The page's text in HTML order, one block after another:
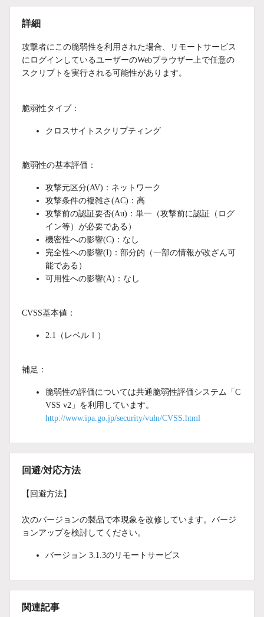
詳細
攻撃者にこの脆弱性を利用された場合、リモートサービス
にログインしているユーザーのWebブラウザー上で任意の
スクリプトを実行される可能性があります。
脆弱性タイプ：
クロスサイトスクリプティング
脆弱性の基本評価：
攻撃元区分(AV)：ネットワーク
攻撃条件の複雑さ(AC)：高
攻撃前の認証要否(Au)：単一（攻撃前に認証（ログ
イン等）が必要である）
機密性への影響(C)：なし
完全性への影響(I)：部分的（一部の情報が改ざん可
能である）
可用性への影響(A)：なし
CVSS基本値：
2.1 （レベルⅠ）
補足：
脆弱性の評価については共通脆弱性評価システム「C
VSS v2」を利用しています。
http://www.ipa.go.jp/security/vuln/CVSS.html
回避/対応方法
【回避方法】
次のバージョンの製品で本現象を改修しています。バージ
ョンアップを検討してください。
バージョン 3.1.3のリモートサービス
関連記事